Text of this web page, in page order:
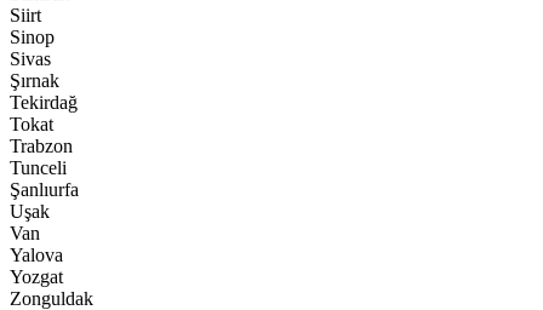
Siirt
Sinop
Sivas
Şırnak
Tekirdağ
Tokat
Trabzon
Tunceli
Şanlıurfa
Uşak
Van
Yalova
Yozgat
Zonguldak